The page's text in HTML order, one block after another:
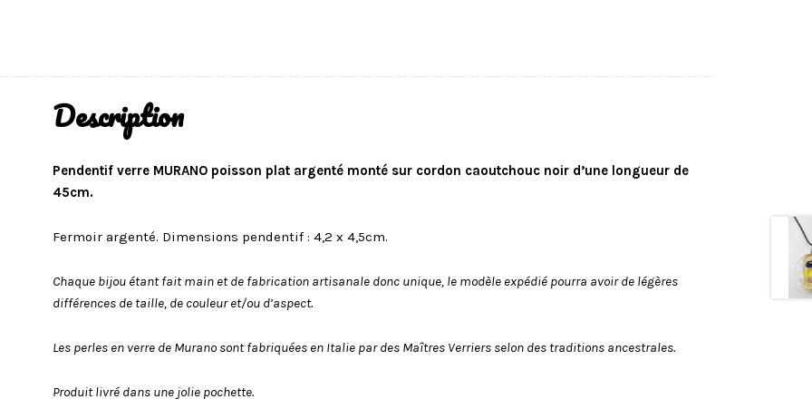
Description
Pendentif verre MURANO poisson plat argenté monté sur cordon caoutchouc noir d’une longueur de
45cm.
Fermoir argenté. Dimensions pendentif : 4,2 x 4,5cm.
Chaque bijou étant fait main et de fabrication artisanale donc unique, le modèle expédié pourra avoir de légères
différences de taille, de couleur et/ou d’aspect.
Les perles en verre de Murano sont fabriquées en Italie par des Maîtres Verriers selon des traditions ancestrales.
Produit livré dans une jolie pochette.